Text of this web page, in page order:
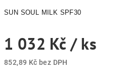
SUN SOUL MILK SPF30
1 032 Kč / ks
852,89 Kč bez DPH